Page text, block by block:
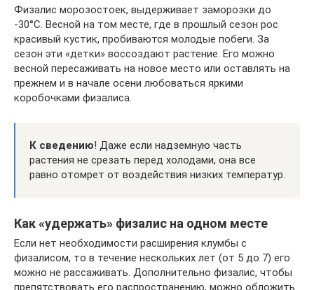
Физалис морозостоек, выдерживает заморозки до
-30°С. Весной на том месте, где в прошлый сезон рос
красивый кустик, пробиваются молодые побеги. За
сезон эти «детки» воссоздают растение. Его можно
весной пересаживать на новое место или оставлять на
прежнем и в начале осени любоваться яркими
коробочками физалиса.
К сведению! Даже если надземную часть
растения не срезать перед холодами, она все
равно отомрет от воздействия низких температур.
Как «удержать» физалис на одном месте
Если нет необходимости расширения клумбы с
физалисом, то в течение нескольких лет (от 5 до 7) его
можно не рассаживать. Дополнительно физалис, чтобы
препятствовать его распространению, можно обложить